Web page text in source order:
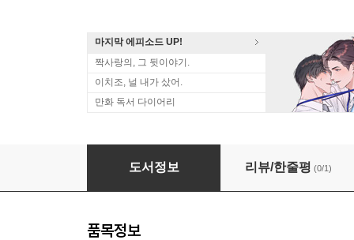
마지막 에피소드 UP!
짝사랑의, 그 뒷이야기.
이치조, 널 내가 샀어.
만화 독서 다이어리
[세트] [BL] 용이 비를 내리는 나라 (총10권/완결)
도서정보 리뷰/한줄평 (0/1)
품목정보